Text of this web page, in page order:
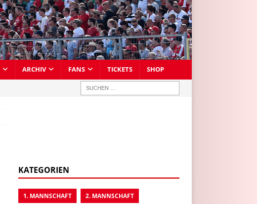
ARCHIV FANS TICKETS SHOP
KATEGORIEN
1. MANNSCHAFT 2. MANNSCHAFT